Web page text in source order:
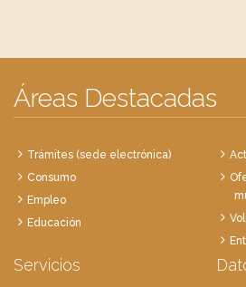
Áreas Destacadas
Trámites (sede electrónica)
Consumo
Empleo
Educación
Servicios